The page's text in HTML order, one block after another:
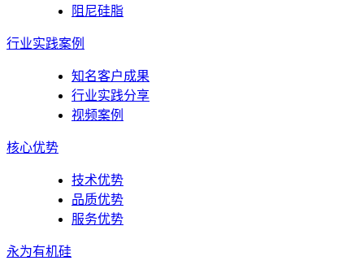
阻尼硅脂
行业实践案例
知名客户成果
行业实践分享
视频案例
核心优势
技术优势
品质优势
服务优势
永为有机硅